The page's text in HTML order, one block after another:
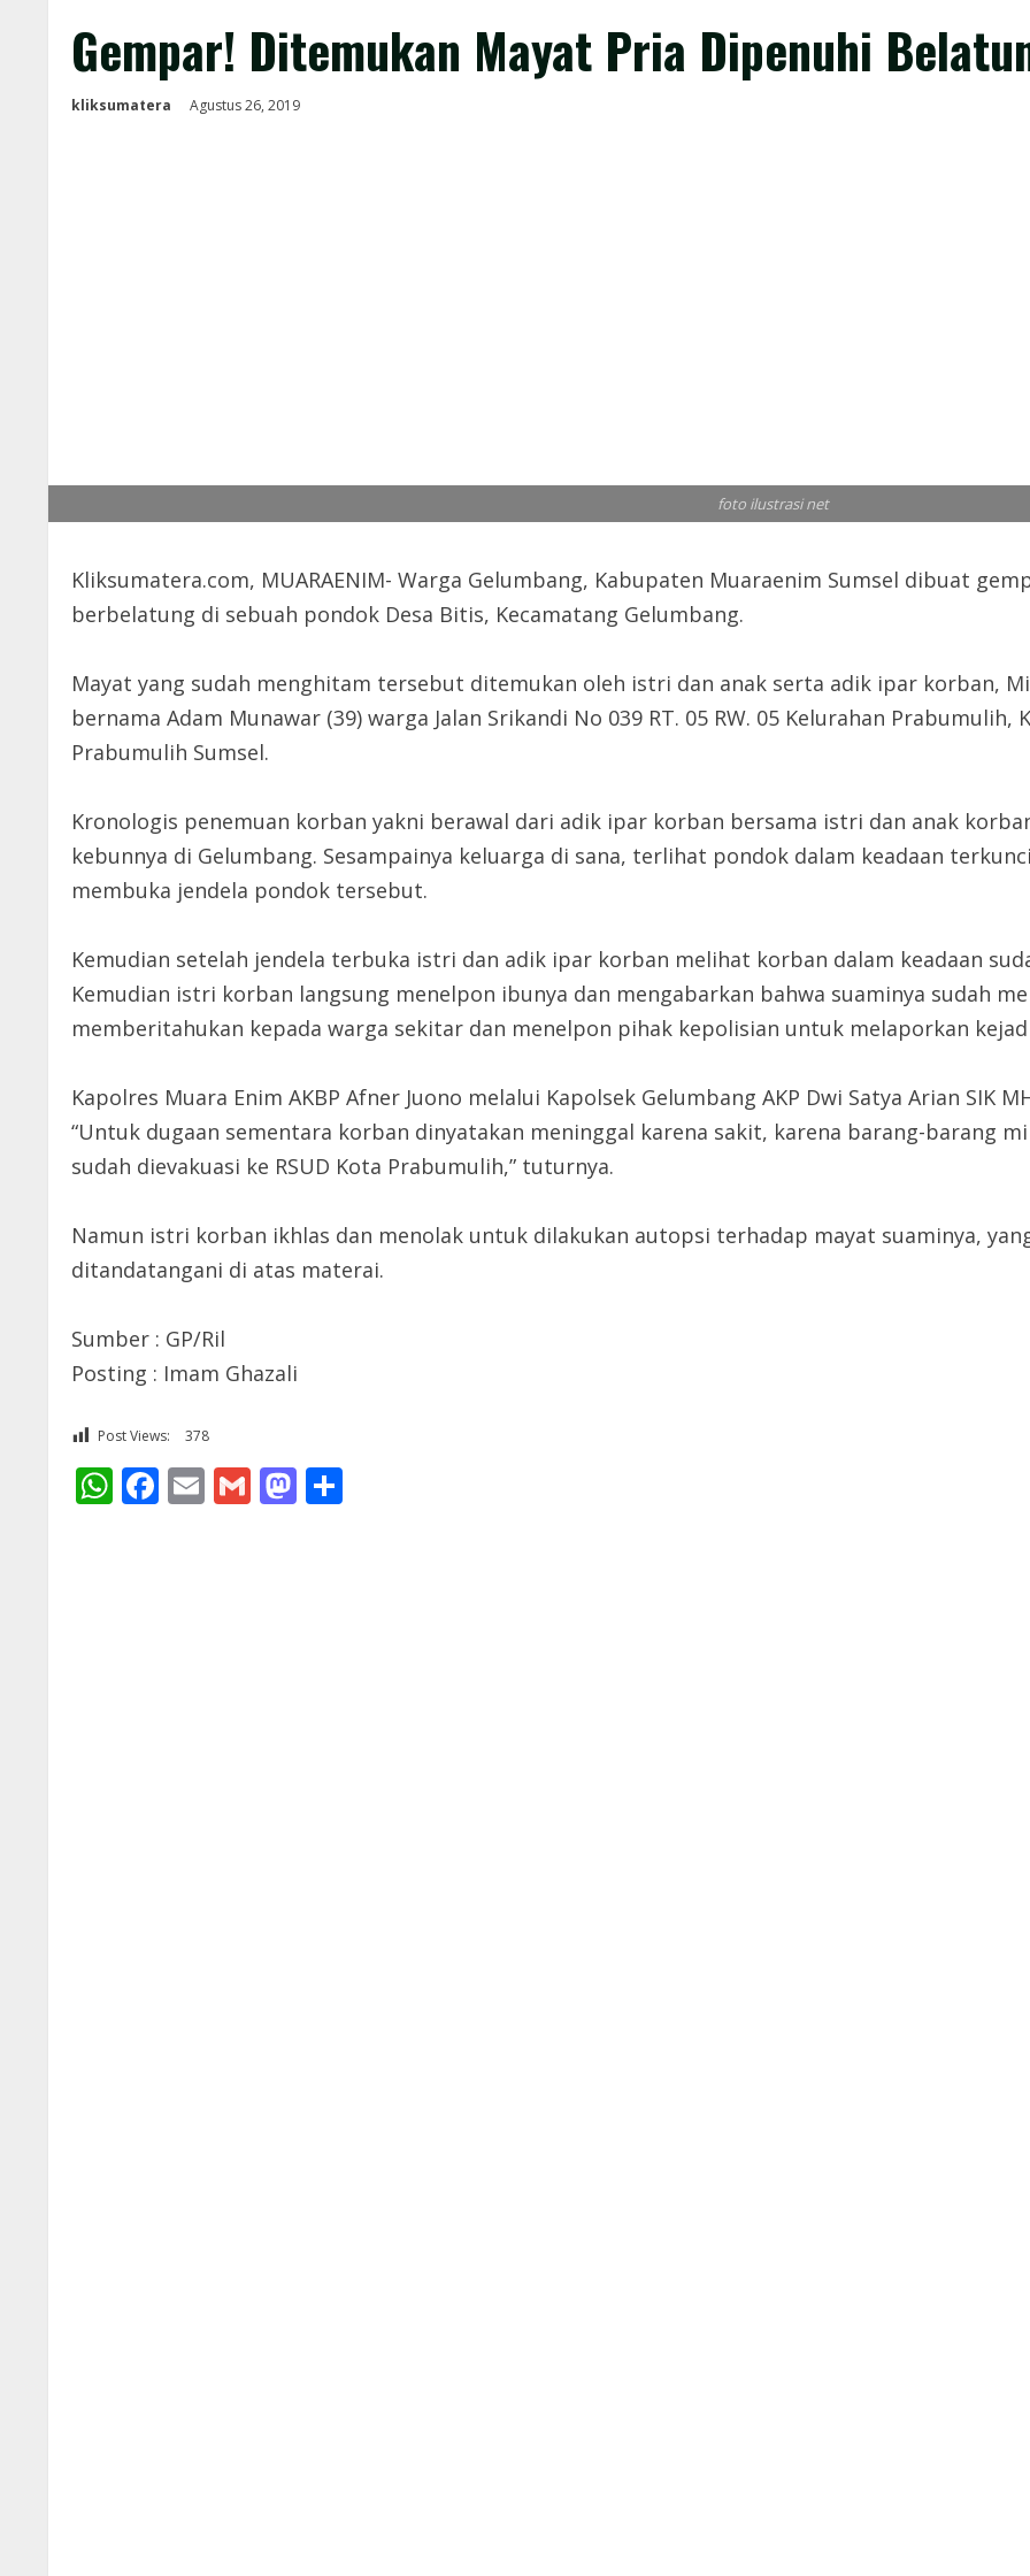
Gempar! Ditemukan Mayat Pria Dipenuhi
kliksumatera Agustus 26, 2019
foto ilustrasi net
Kliksumatera.com, MUARAENIM- Warga Gelumbang, Kabupaten Muaraenim Sumsel dibuat
berbelatung di sebuah pondok Desa Bitis, Kecamatang Gelumbang.
Mayat yang sudah menghitam tersebut ditemukan oleh istri dan anak serta adik ipar korban,
bernama Adam Munawar (39) warga Jalan Srikandi No 039 RT. 05 RW. 05 Kelurahan
Prabumulih Sumsel.
Kronologis penemuan korban yakni berawal dari adik ipar korban bersama istri dan anak
kebunnya di Gelumbang. Sesampainya keluarga di sana, terlihat pondok dalam keadaan
membuka jendela pondok tersebut.
Kemudian setelah jendela terbuka istri dan adik ipar korban melihat korban dalam keadaan
Kemudian istri korban langsung menelpon ibunya dan mengabarkan bahwa suaminya sudah
memberitahukan kepada warga sekitar dan menelpon pihak kepolisian untuk melaporkan
Kapolres Muara Enim AKBP Afner Juono melalui Kapolsek Gelumbang AKP Dwi Satya Arian SIK
“Untuk dugaan sementara korban dinyatakan meninggal karena sakit, karena barang-barang
sudah dievakuasi ke RSUD Kota Prabumulih,” tuturnya.
Namun istri korban ikhlas dan menolak untuk dilakukan autopsi terhadap mayat suaminya,
ditandatangani di atas materai.
Sumber : GP/Ril
Posting : Imam Ghazali
Post Views: 378
WhatsApp
Facebook
EmailGmailMastodon